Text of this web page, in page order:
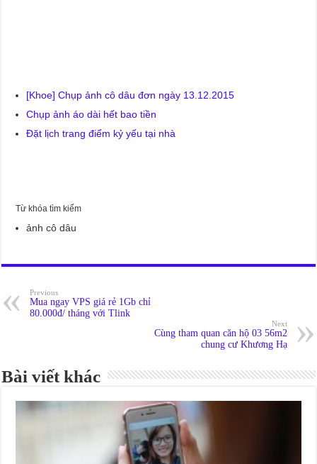
[Khoe] Chụp ảnh cô dâu đơn ngày 13.12.2015
Chụp ảnh áo dài hết bao tiền
Đặt lịch trang điểm kỷ yếu tại nhà
Từ khóa tìm kiếm
ảnh cô dâu
Previous
Mua ngay VPS giá rẻ 1Gb chỉ
80.000đ/ tháng với Tlink
Next
Cùng tham quan căn hộ 03 56m2
chung cư Khương Hạ
Bài viết khác